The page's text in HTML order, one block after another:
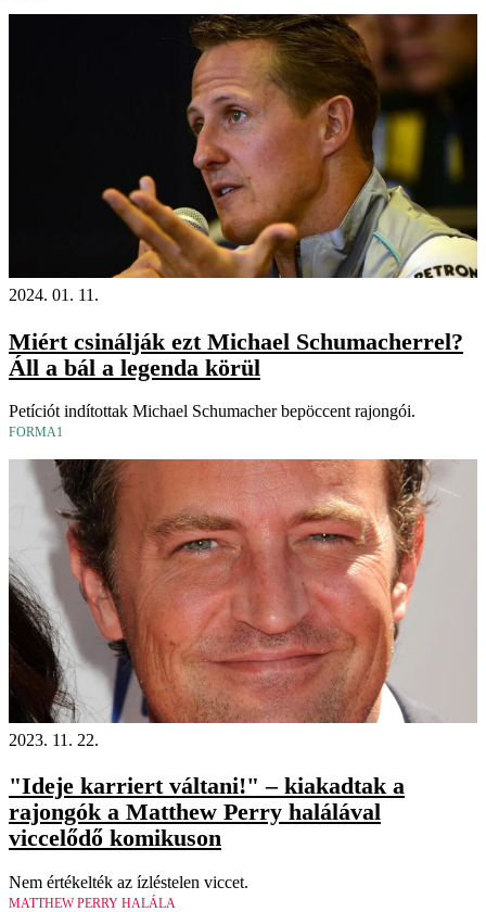
2024. 01. 11.
Miért csinálják ezt Michael Schumacherrel?
Áll a bál a legenda körül
Petíciót indítottak Michael Schumacher bepöccent rajongói.
FORMA1
2023. 11. 22.
"Ideje karriert váltani!" – kiakadtak a
rajongók a Matthew Perry halálával
viccelődő komikuson
Nem értékelték az ízléstelen viccet.
MATTHEW PERRY HALÁLA